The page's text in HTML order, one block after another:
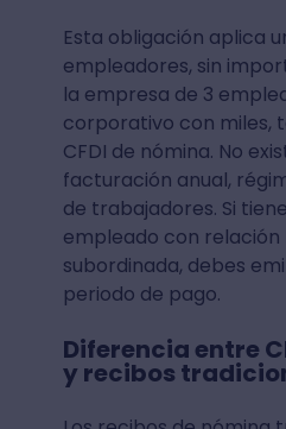
Esta obligación aplica
empleadores, sin
la empresa de 3
corporativo con miles,
CFDI de nómina. No
facturación anual,
de trabajadores. Si
empleado con relación
subordinada, debes
periodo de pago.
Diferencia entre
y recibos